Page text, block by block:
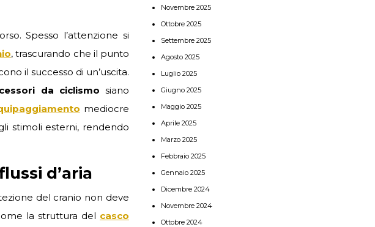
Spesso l’attenzione si
, trascurando che il punto
il successo di un’uscita.
da ciclismo siano
mediocre
stimoli esterni, rendendo
d’aria
del cranio non deve
la struttura del casco
Novembre 2025
Ottobre 2025
Settembre 2025
Agosto 2025
Luglio 2025
Giugno 2025
Maggio 2025
Aprile 2025
Marzo 2025
Febbraio 2025
Gennaio 2025
Dicembre 2024
Novembre 2024
Ottobre 2024